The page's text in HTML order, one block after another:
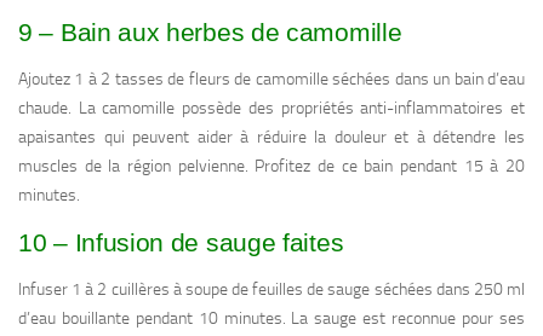
9 – Bain aux herbes de camomille
Ajoutez 1 à 2 tasses de fleurs de camomille séchées dans un bain d’eau
chaude. La camomille possède des propriétés anti-inflammatoires et
apaisantes qui peuvent aider à réduire la douleur et à détendre les
muscles de la région pelvienne. Profitez de ce bain pendant 15 à 20
minutes.
10 – Infusion de sauge faites
Infuser 1 à 2 cuillères à soupe de feuilles de sauge séchées dans 250 ml
d’eau bouillante pendant 10 minutes. La sauge est reconnue pour ses